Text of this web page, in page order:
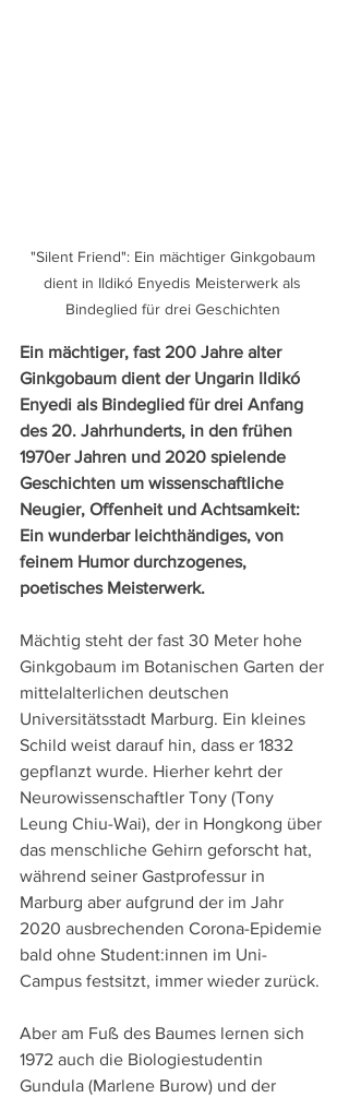
"Silent Friend": Ein mächtiger Ginkgobaum
dient in Ildikó Enyedis Meisterwerk als
Bindeglied für drei Geschichten
Ein mächtiger, fast 200 Jahre alter
Ginkgobaum dient der Ungarin Ildikó
Enyedi als Bindeglied für drei Anfang
des 20. Jahrhunderts, in den frühen
1970er Jahren und 2020 spielende
Geschichten um wissenschaftliche
Neugier, Offenheit und Achtsamkeit:
Ein wunderbar leichthändiges, von
feinem Humor durchzogenes,
poetisches Meisterwerk.
Mächtig steht der fast 30 Meter hohe
Ginkgobaum im Botanischen Garten der
mittelalterlichen deutschen
Universitätsstadt Marburg. Ein kleines
Schild weist darauf hin, dass er 1832
gepflanzt wurde. Hierher kehrt der
Neurowissenschaftler Tony (Tony
Leung Chiu-Wai), der in Hongkong über
das menschliche Gehirn geforscht hat,
während seiner Gastprofessur in
Marburg aber aufgrund der im Jahr
2020 ausbrechenden Corona-Epidemie
bald ohne Student:innen im Uni-
Campus festsitzt, immer wieder zurück.
Aber am Fuß des Baumes lernen sich
1972 auch die Biologiestudentin
Gundula (Marlene Burow) und der